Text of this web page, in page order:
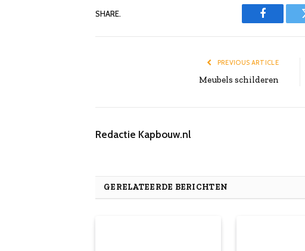
SHARE.
Facebook
PREVIOUS ARTICLE
Meubels schilderen
Redactie Kapbouw.nl
GERELATEERDE BERICHTEN